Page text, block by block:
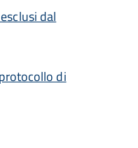
dal
di